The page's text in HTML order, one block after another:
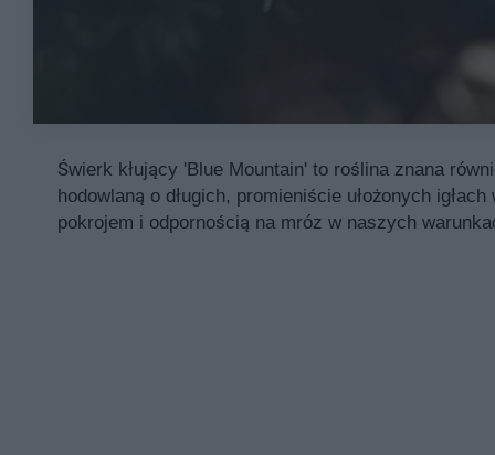
Świerk kłujący 'Blue Mountain' to roślina znana
hodowlaną o długich, promieniście ułożonych
pokrojem i odpornością na mróz w naszych